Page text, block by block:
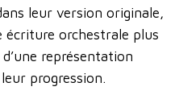
leur version originale,
orchestrale plus
représentation
progression.